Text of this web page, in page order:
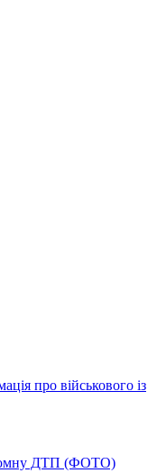
про військового із
ДТП (ФОТО)